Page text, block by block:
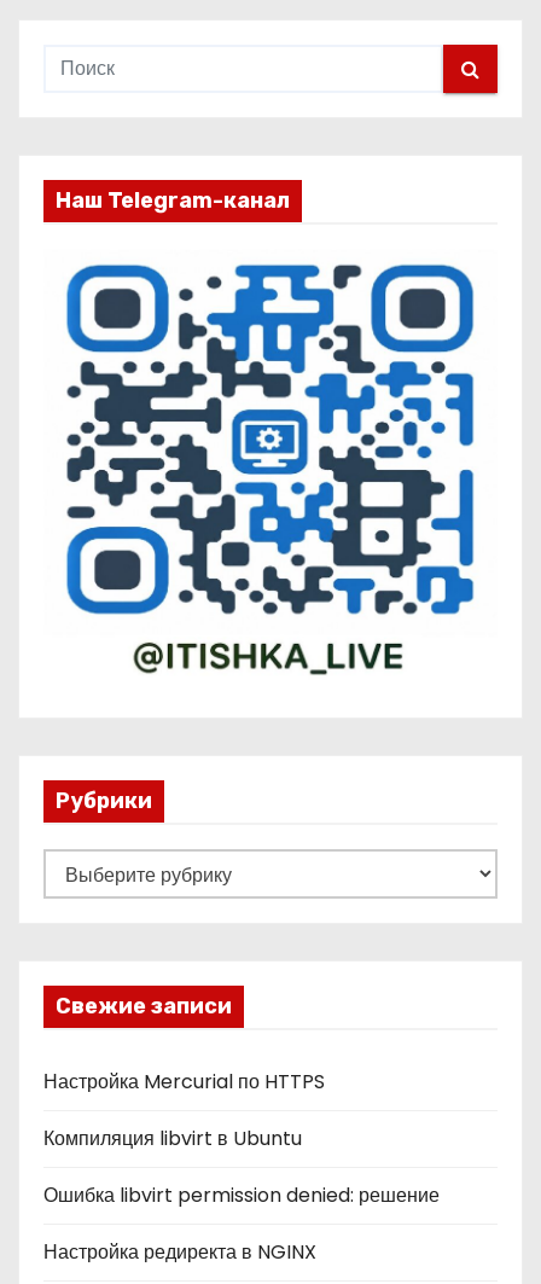
Наш Telegram-канал
Рубрики
у
к
и
Свежие записи
Настройка Mercurial по HTTPS
Компиляция libvirt в Ubuntu
Ошибка libvirt permission denied: решение
Настройка редиректа в NGINX